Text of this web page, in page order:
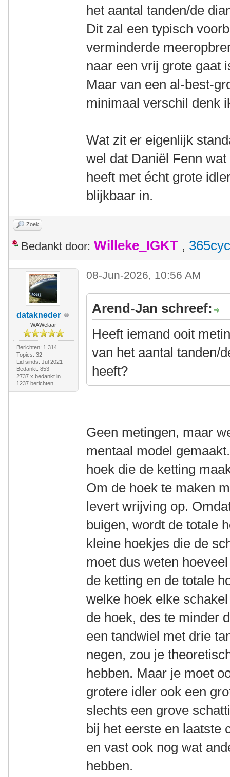
het aantal tanden/de
Dit zal een typisch
verminderde
naar een vrij grote gaat
Maar van een al-best-
minimaal verschil denk
Wat zit er eigenlijk
wel dat Daniël Fenn
heeft met écht grote
blijkbaar in.
Zoek
Bedankt door: Willeke_IGKT ,
datakneder
WAWelaar
Berichten: 1.314
Topics: 32
Lid sinds: Jul 2021
Bedankt: 853
2737 x bedankt in
1237 berichten
08-Jun-2026, 10:56 AM
Arend-Jan schreef:
Heeft iemand ooit
van het aantal tanden/
heeft?
Geen metingen, maar
mentaal model
hoek die de ketting
Om de hoek te maken
levert wrijving op.
buigen, wordt de totale
kleine hoekjes die de
moet dus weten
de ketting en de totale
welke hoek elke
de hoek, des te minder
een tandwiel met drie
negen, zou je
hebben. Maar je moet
grotere idler ook een
slechts een grove
bij het eerste en laatste
en vast ook nog wat
hebben.